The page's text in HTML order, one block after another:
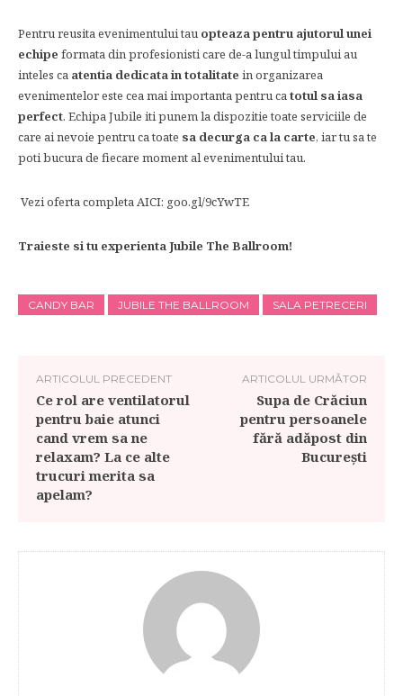
Pentru reusita evenimentului tau opteaza pentru ajutorul unei
echipe formata din profesionisti care de-a lungul timpului au
inteles ca atentia dedicata in totalitate in organizarea
evenimentelor este cea mai importanta pentru catotul sa iasa
perfect. Echipa Jubile iti punem la dispozitie toate serviciile de
care ai nevoie pentru ca toate sa decurga ca la carte, iar tu sa te
poti bucura de fiecare moment al evenimentului tau.
Vezi oferta completa AICI: goo.gl/9cYwTE
Traieste si tu experienta Jubile The Ballroom!
CANDY BAR JUBILE THE BALLROOM SALA PETRECERI
ARTICOLUL PRECEDENT
Ce rol are ventilatorul
pentru baie atunci
cand vrem sa ne
relaxam? La ce alte
trucuri merita sa
apelam?
ARTICOLUL URMĂTOR
Supa de Crăciun
pentru persoanele
fără adăpost din
București